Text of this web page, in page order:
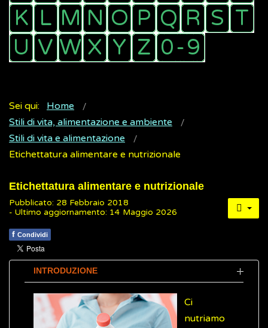
Sei qui:
Home
Stili di vita, alimentazione e ambiente
Stili di vita e alimentazione
Etichettatura alimentare e nutrizionale
Etichettatura alimentare e nutrizionale
Pubblicato: 28 Febbraio 2018
- Ultimo aggiornamento: 14 Maggio 2026
f Condividi
INTRODUZIONE
Ci
nutriamo